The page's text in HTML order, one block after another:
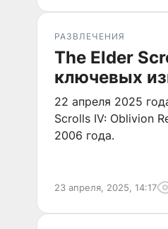
РАЗВЛЕЧЕНИЯ
The Elder
ключевых
22 апреля 2025
Scrolls IV: Oblivion
2006 года.
23 апреля, 2025, 14:17